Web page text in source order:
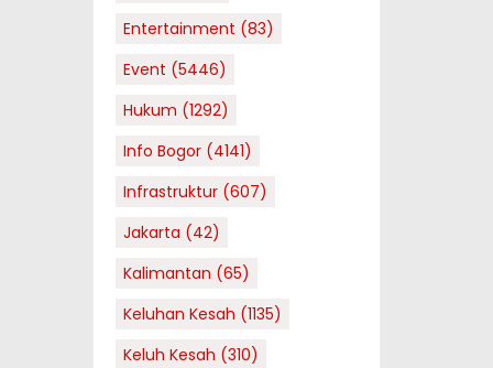
Entertainment (83)
Event (5446)
Hukum (1292)
Info Bogor(4141)
Infrastruktur(607)
Jakarta (42)
Kalimantan (65)
Keluhan Kesah (1135)
Keluh Kesah (310)